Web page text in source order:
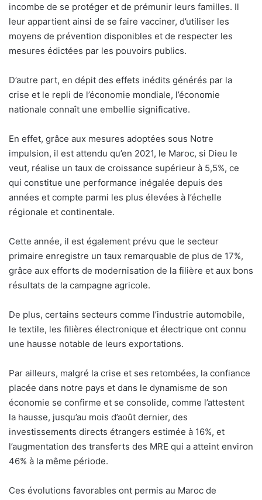
incombe de se protéger et de prémunir leurs familles. Il
leur appartient ainsi de se faire vacciner, d’utiliser les
moyens de prévention disponibles et de respecter les
mesures édictées par les pouvoirs publics.
D’autre part, en dépit des effets inédits générés par la
crise et le repli de l’économie mondiale, l’économie
nationale connaît une embellie significative.
En effet, grâce aux mesures adoptées sous Notre
impulsion, il est attendu qu’en 2021, le Maroc, si Dieu le
veut, réalise un taux de croissance supérieur à 5,5%, ce
qui constitue une performance inégalée depuis des
années et compte parmi les plus élevées à l’échelle
régionale et continentale.
Cette année, il est également prévu que le secteur
primaire enregistre un taux remarquable de plus de 17%,
grâce aux efforts de modernisation de la filière et aux bons
résultats de la campagne agricole.
De plus, certains secteurs comme l’industrie automobile,
le textile, les filières électronique et électrique ont connu
une hausse notable de leurs exportations.
Par ailleurs, malgré la crise et ses retombées, la confiance
placée dans notre pays et dans le dynamisme de son
économie se confirme et se consolide, comme l’attestent
la hausse, jusqu’au mois d’août dernier, des
investissements directs étrangers estimée à 16%, et
l’augmentation des transferts des MRE qui a atteint environ
46% à la même période.
Ces évolutions favorables ont permis au Maroc de